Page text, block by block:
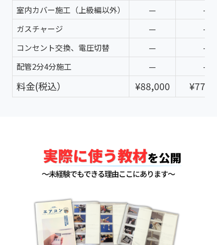
室内カバー施工（上級編以外）
—
—
ガスチャージ
—
—
コンセント交換、電圧切替
—
—
配管2分4分施工
— —
料金(税込） ¥88,000